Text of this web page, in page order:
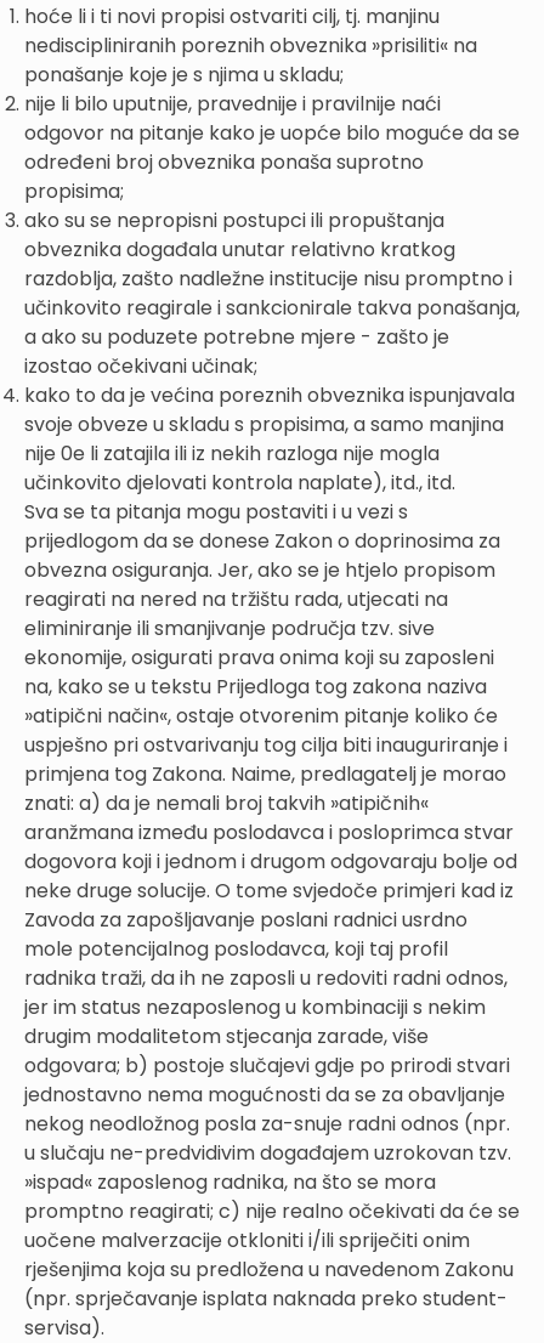
hoće li i ti novi propisi ostvariti cilj, tj. manjinu
nediscipliniranih poreznih obveznika »prisiliti« na
ponašanje koje je s njima u skladu;
nije li bilo uputnije, pravednije i pravilnije naći
odgovor na pitanje kako je uopće bilo moguće da se
određeni broj obveznika ponaša suprotno
propisima;
ako su se nepropisni postupci ili propuštanja
obveznika događala unutar relativno kratkog
razdoblja, zašto nadležne institucije nisu promptno i
učinkovito reagirale i sankcionirale takva ponašanja,
a ako su poduzete potrebne mjere - zašto je
izostao očekivani učinak;
kako to da je većina poreznih obveznika ispunjavala
svoje obveze u skladu s propisima, a samo manjina
nije 0e li zatajila ili iz nekih razloga nije mogla
učinkovito djelovati kontrola naplate), itd., itd.
Sva se ta pitanja mogu postaviti i u vezi s
prijedlogom da se donese Zakon o doprinosima za
obvezna osiguranja. Jer, ako se je htjelo propisom
reagirati na nered na tržištu rada, utjecati na
eliminiranje ili smanjivanje područja tzv. sive
ekonomije, osigurati prava onima koji su zaposleni
na, kako se u tekstu Prijedloga tog zakona naziva
»atipični način«, ostaje otvorenim pitanje koliko će
uspješno pri ostvarivanju tog cilja biti inauguriranje i
primjena tog Zakona. Naime, predlagatelj je morao
znati: a) da je nemali broj takvih »atipičnih«
aranžmana između poslodavca i posloprimca stvar
dogovora koji i jednom i drugom odgovaraju bolje od
neke druge solucije. O tome svjedoče primjeri kad iz
Zavoda za zapošljavanje poslani radnici usrdno
mole potencijalnog poslodavca, koji taj profil
radnika traži, da ih ne zaposli u redoviti radni odnos,
jer im status nezaposlenog u kombinaciji s nekim
drugim modalitetom stjecanja zarade, više
odgovara; b) postoje slučajevi gdje po prirodi stvari
jednostavno nema mogućnosti da se za obavljanje
nekog neodložnog posla za-snuje radni odnos (npr.
u slučaju ne-predvidivim događajem uzrokovan tzv.
»ispad« zaposlenog radnika, na što se mora
promptno reagirati; c) nije realno očekivati da će se
uočene malverzacije otkloniti i/ili spriječiti onim
rješenjima koja su predložena u navedenom Zakonu
(npr. sprječavanje isplata naknada preko student-
servisa).